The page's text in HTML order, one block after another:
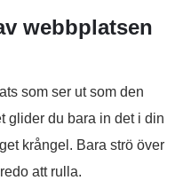
webbplatsen
som ser ut som den
glider du bara in det i din
krångel. Bara strö över
att rulla.